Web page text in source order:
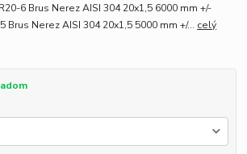
6 Brus Nerez AISI 304 20x1,5 6000 mm +/-
Brus Nerez AISI 304 20x1,5 5000 mm +/... celý